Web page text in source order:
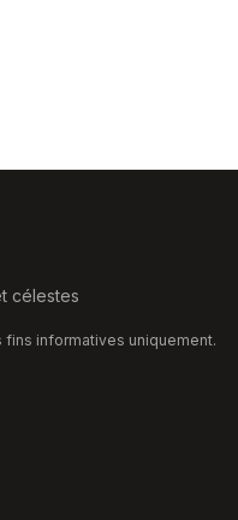
célestes
informatives uniquement.